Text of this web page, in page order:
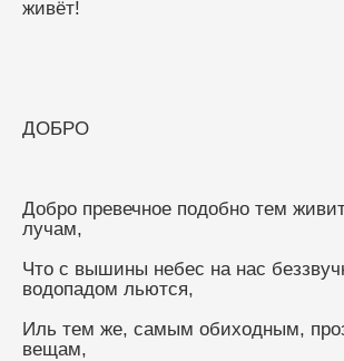
живёт!
ДОБРО
Добро превечное подобно тем
лучам,
Что с вышины небес на нас
водопадом льются,
Иль тем же, самым обиходным,
вещам,